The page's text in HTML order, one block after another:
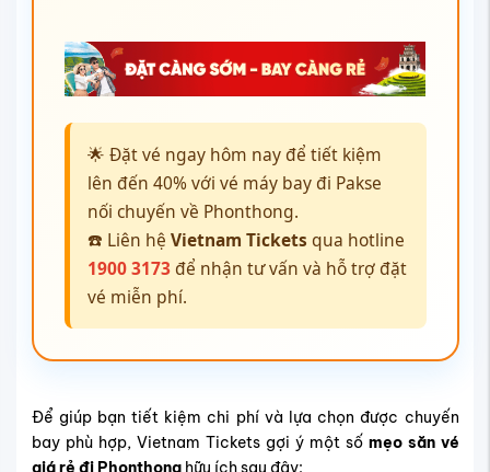
🌟 Đặt vé ngay hôm nay để tiết kiệm
lên đến 40% với vé máy bay đi Pakse
nối chuyến về Phonthong.
☎️ Liên hệ Vietnam Tickets qua hotline
1900 3173để nhận tư vấn và hỗ trợ đặt
vé miễn phí.
Để giúp bạn tiết kiệm chi phí và lựa chọn được chuyến
bay phù hợp, Vietnam Tickets gợi ý một số mẹo săn vé
giá rẻ đi Phonthonghữu ích sau đây: